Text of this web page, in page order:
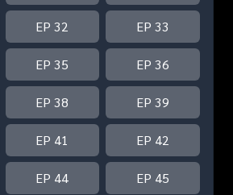
EP 32 EP 33
EP 35 EP 36
EP 38 EP 39
EP 41 EP 42
EP 44 EP 45